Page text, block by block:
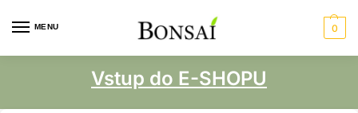
MENU 0
Vstup do E-SHOPU